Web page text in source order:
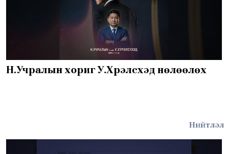
Н.Учралын хориг У.Хүрэлсүхэд нөлөөлөх үү
Нийтлэл